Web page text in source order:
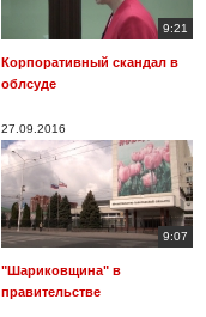
9:21
Корпоративный скандал в
облсуде
27.09.2016
9:07
"Шариковщина" в
правительстве